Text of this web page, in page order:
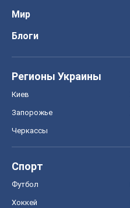
Мир
Блоги
Регионы Украины
Киев
Запорожье
Черкассы
Спорт
Футбол
Хоккей